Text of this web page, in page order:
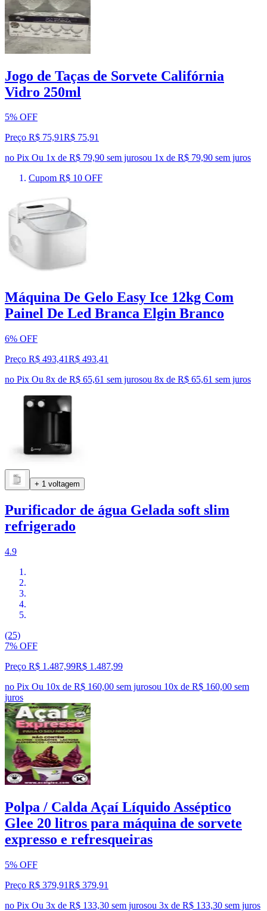
Jogo de Taças de Sorvete Califórnia
Vidro 250ml
5% OFF
Preço R$ 75,91R$ 75,91
no Pix Ou 1x de R$ 79,90 sem jurosou 1x de R$ 79,90 sem juros
Cupom R$ 10 OFF
Máquina De Gelo Easy Ice 12kg Com
Painel De Led Branca Elgin Branco
6% OFF
Preço R$ 493,41R$ 493,41
no Pix Ou 8x de R$ 65,61 sem jurosou 8x de R$ 65,61 sem juros
+ 1 voltagem
Purificador de água Gelada soft slim
refrigerado
4.9
(25)
7% OFF
Preço R$ 1.487,99R$ 1.487,99
no Pix Ou 10x de R$ 160,00 sem jurosou 10x de R$ 160,00 sem
juros
Polpa / Calda Açaí Líquido Asséptico
Glee 20 litros para máquina de sorvete
expresso e refresqueiras
5% OFF
Preço R$ 379,91R$ 379,91
no Pix Ou 3x de R$ 133,30 sem jurosou 3x de R$ 133,30 sem juros